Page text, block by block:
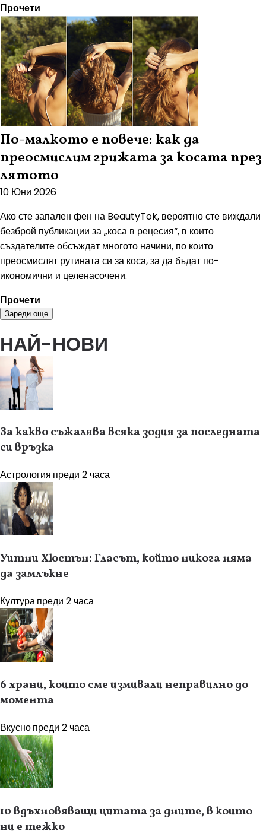
Прочети
По-малкото е повече: как да
преосмислим грижата за косата през
лятото
10 Юни 2026
Ако сте запален фен на BeautyTok, вероятно сте виждали
безброй публикации за „коса в рецесия“, в които
създателите обсъждат многото начини, по които
преосмислят рутината си за коса, за да бъдат по-
икономични и целенасочени.
Прочети
Зареди още
НАЙ-НОВИ
За какво съжалява всяка зодия за последната
си връзка
Астрология преди 2 часа
Уитни Хюстън: Гласът, който никога няма
да замлъкне
Културапреди 2 часа
6 храни, които сме измивали неправилно до
момента
Вкуснопреди 2 часа
10 вдъхновяващи цитата за дните, в които
ни е тежко